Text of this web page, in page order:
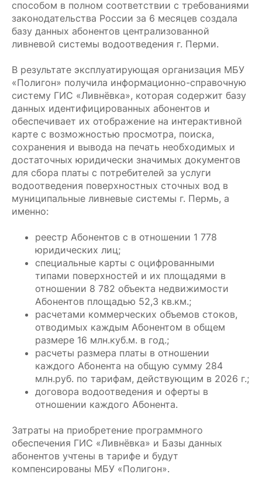
способом в полном соответствии с требованиями
законодательства России за 6 месяцев создала
базу данных абонентов централизованной
ливневой системы водоотведения г. Перми.
В результате эксплуатирующая организация МБУ
«Полигон» получила информационно-справочную
систему ГИС «Ливнёвка», которая содержит базу
данных идентифицированных абонентов и
обеспечивает их отображение на интерактивной
карте с возможностью просмотра, поиска,
сохранения и вывода на печать необходимых и
достаточных юридически значимых документов
для сбора платы с потребителей за услуги
водоотведения поверхностных сточных вод в
муниципальные ливневые системы г. Пермь, а
именно:
реестр Абонентов с в отношении 1 778
юридических лиц;
специальные карты с оцифрованными
типами поверхностей и их площадями в
отношении 8 782 объекта недвижимости
Абонентов площадью 52,3 кв.км.;
расчетами коммерческих объемов стоков,
отводимых каждым Абонентом в общем
размере 16 млн.куб.м. в год.;
расчеты размера платы в отношении
каждого Абонента на общую сумму 284
млн.руб. по тарифам, действующим в 2026 г.;
договора водоотведения и оферты в
отношении каждого Абонента.
Затраты на приобретение программного
обеспечения ГИС «Ливнёвка» и Базы данных
абонентов учтены в тарифе и будут
компенсированы МБУ «Полигон».